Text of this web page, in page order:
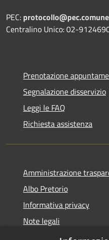
PEC:
Centralino Unico: 02-
Prenotazione
Segnalazione disservizio
Leggi le FAQ
Richiesta assistenza
Amministrazione
Albo Pretorio
Informativa privacy
Note legali
Dichiarazione di